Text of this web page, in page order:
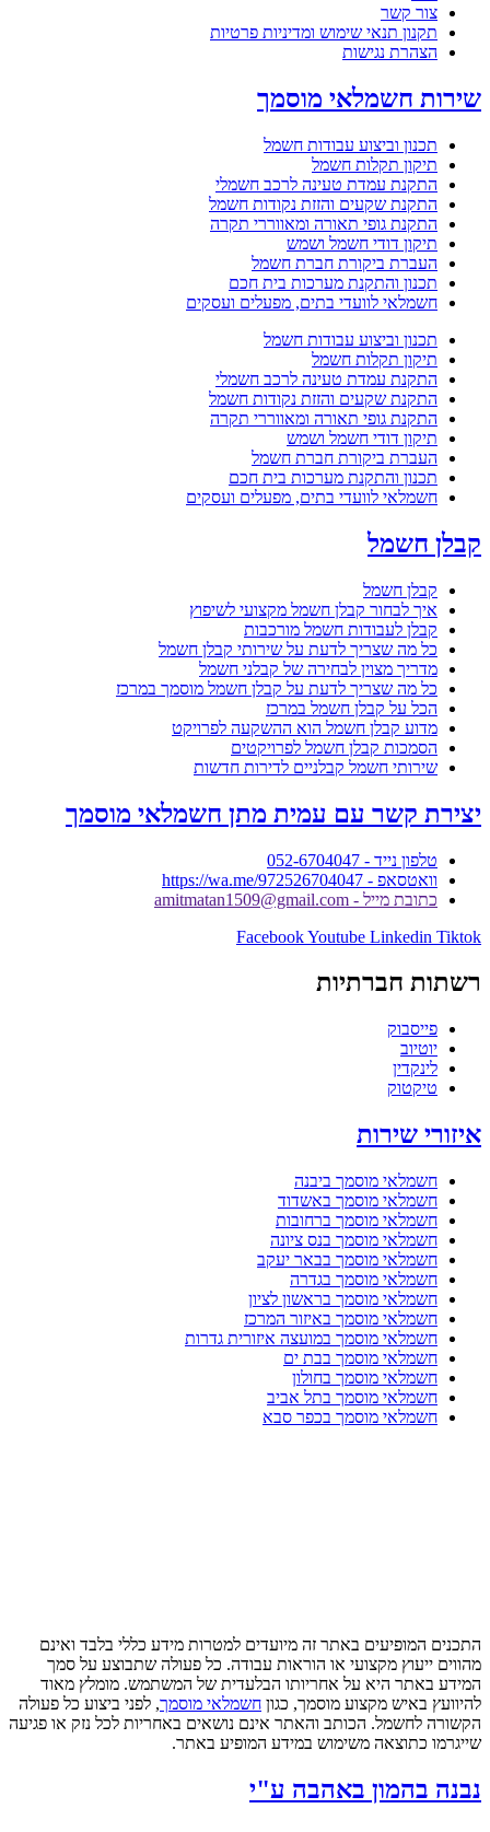
צור קשר
תקנון תנאי שימוש ומדיניות פרטיות
הצהרת נגישות
שירות חשמלאי מוסמך
תכנון וביצוע עבודות חשמל
תיקון תקלות חשמל
התקנת עמדת טעינה לרכב חשמלי
התקנת שקעים והזזת נקודות חשמל
התקנת גופי תאורה ומאווררי תקרה
תיקון דודי חשמל ושמש
העברת ביקורת חברת חשמל
תכנון והתקנת מערכות בית חכם
חשמלאי לוועדי בתים, מפעלים ועסקים
תכנון וביצוע עבודות חשמל
תיקון תקלות חשמל
התקנת עמדת טעינה לרכב חשמלי
התקנת שקעים והזזת נקודות חשמל
התקנת גופי תאורה ומאווררי תקרה
תיקון דודי חשמל ושמש
העברת ביקורת חברת חשמל
תכנון והתקנת מערכות בית חכם
חשמלאי לוועדי בתים, מפעלים ועסקים
קבלן חשמל
קבלן חשמל
איך לבחור קבלן חשמל מקצועי לשיפוץ
קבלן לעבודות חשמל מורכבות
כל מה שצריך לדעת על שירותי קבלן חשמל
מדריך מצוין לבחירה של קבלני חשמל
כל מה שצריך לדעת על קבלן חשמל מוסמך במרכז
הכל על קבלן חשמל במרכז
מדוע קבלן חשמל הוא ההשקעה לפרויקט
הסמכות קבלן חשמל לפרויקטים
שירותי חשמל קבלניים לדירות חדשות
יצירת קשר עם עמית מתן חשמלאי מוסמך
טלפון נייד - 052-6704047
וואטסאפ - https://wa.me/972526704047
כתובת מייל - amitmatan1509@gmail.com
FacebookYoutube Linkedin Tiktok
רשתות חברתיות
פייסבוק
יוטיוב
לינקדין
טיקטוק
איזורי שירות
חשמלאי מוסמך ביבנה
חשמלאי מוסמך באשדוד
חשמלאי מוסמך ברחובות
חשמלאי מוסמך בנס ציונה
חשמלאי מוסמך בבאר יעקב
חשמלאי מוסמך בגדרה
חשמלאי מוסמך בראשון לציון
חשמלאי מוסמך באיזור המרכז
חשמלאי מוסמך במועצה איזורית גדרות
חשמלאי מוסמך בבת ים
חשמלאי מוסמך בחולון
חשמלאי מוסמך בתל אביב
חשמלאי מוסמך בכפר סבא
התכנים המופיעים באתר זה מיועדים למטרות מידע כללי בלבד ואינם
מהווים ייעוץ מקצועי או הוראות עבודה. כל פעולה שתבוצע על סמך
המידע באתר היא על אחריותו הבלעדית של המשתמש. מומלץ מאוד
להיוועץ באיש מקצוע מוסמך, כגון חשמלאי מוסמך, לפני ביצוע כל פעולה
הקשורה לחשמל. הכותב והאתר אינם נושאים באחריות לכל נזק או פגיעה
שייגרמו כתוצאה משימוש במידע המופיע באתר.
נבנה בהמון באהבה ע"י